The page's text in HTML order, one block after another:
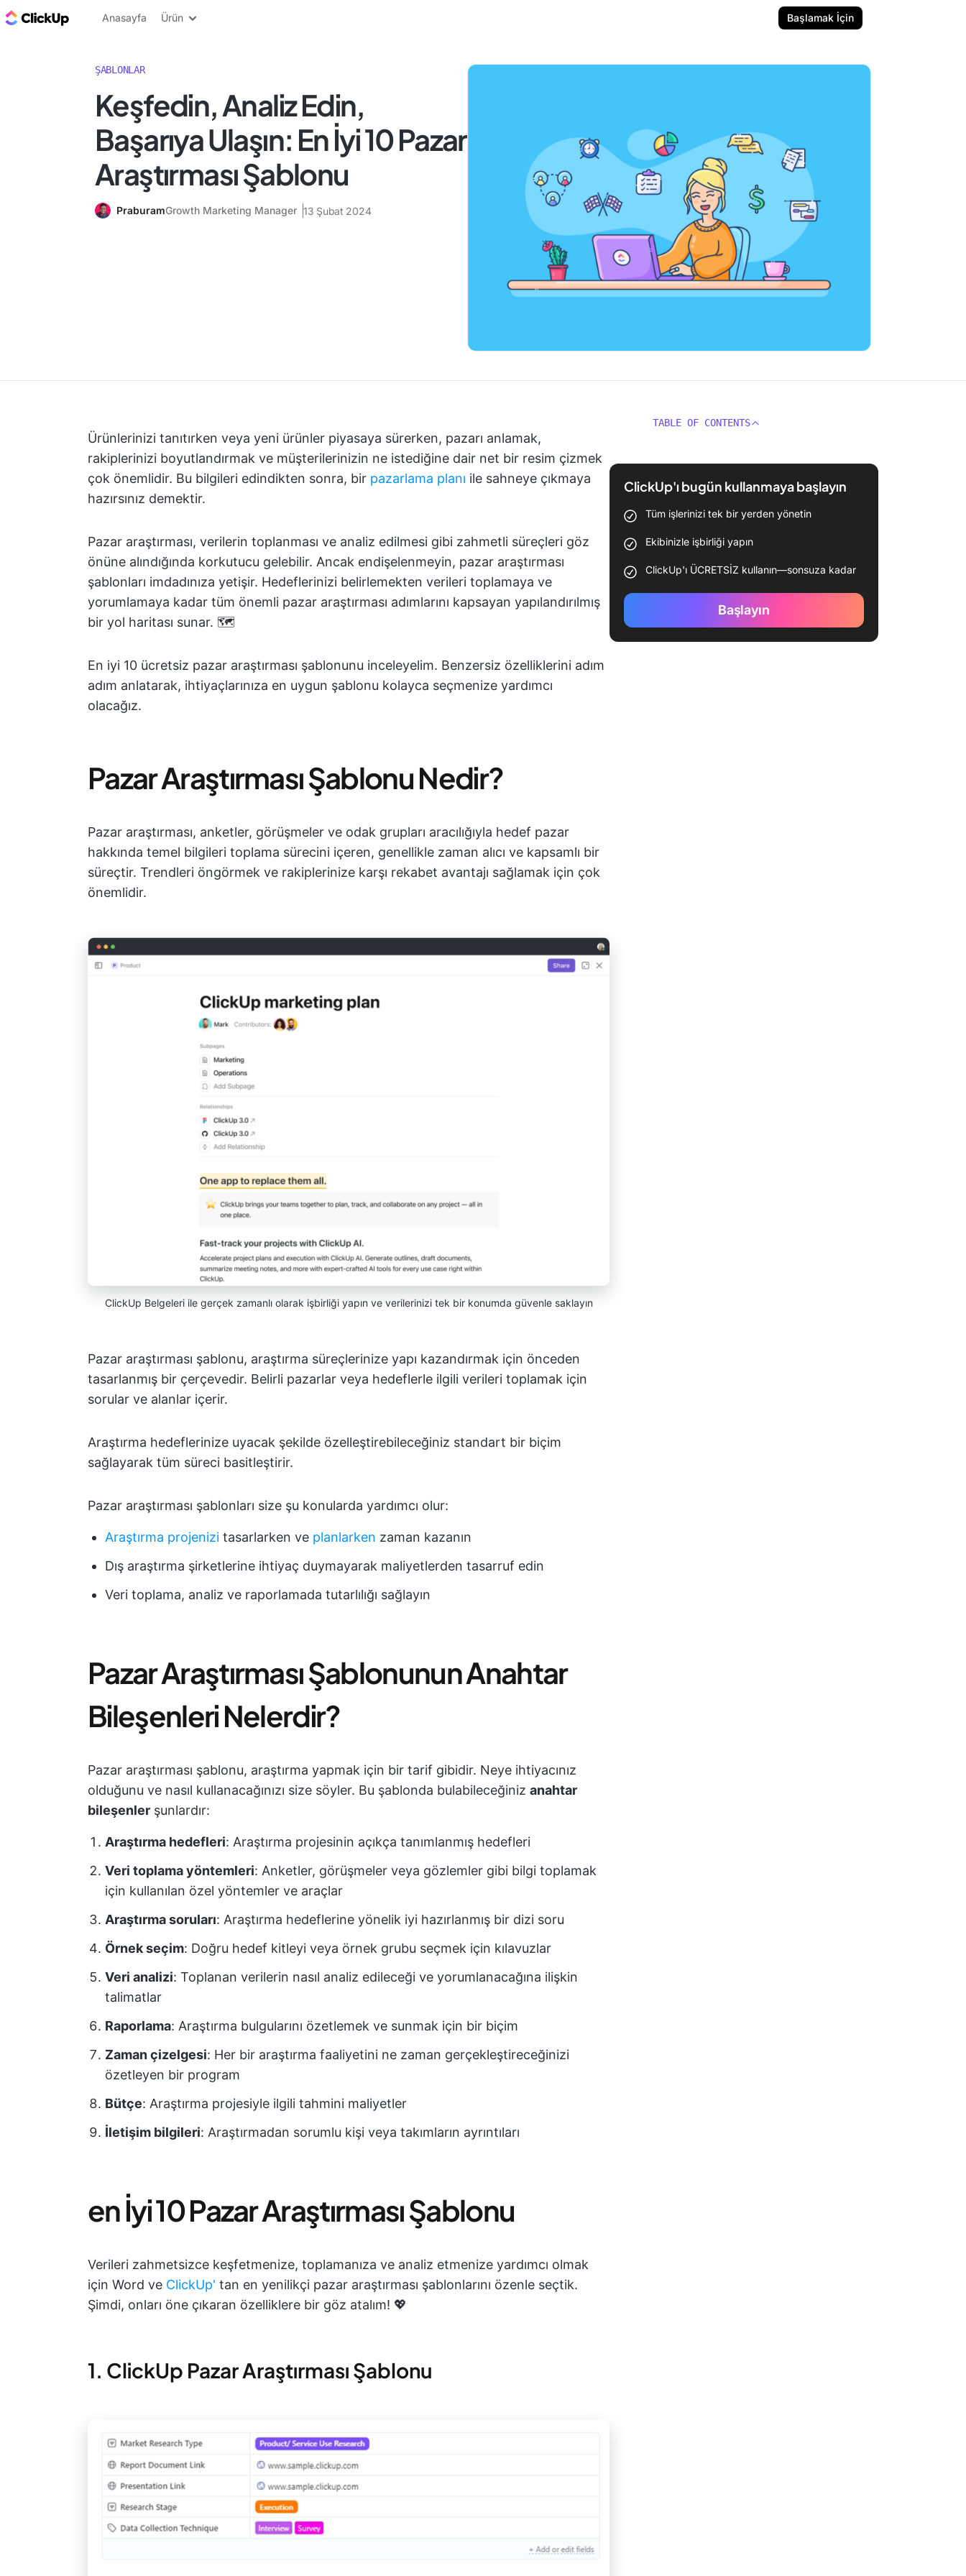
ClickUp Blog
Anasayfa Ürün Başlamak İçin
ŞABLONLAR
Keşfedin, Analiz Edin,
Başarıya Ulaşın: En İyi 10 Pazar
Araştırması Şablonu
PraburamGrowth Marketing Manager 13 Şubat 2024
Ürünlerinizi tanıtırken veya yeni ürünler piyasaya sürerken, pazarı anlamak,
rakiplerinizi boyutlandırmak ve müşterilerinizin ne istediğine dair net bir resim çizmek
çok önemlidir. Bu bilgileri edindikten sonra, bir pazarlama planı ile sahneye çıkmaya
hazırsınız demektir.
Pazar araştırması, verilerin toplanması ve analiz edilmesi gibi zahmetli süreçleri göz
önüne alındığında korkutucu gelebilir. Ancak endişelenmeyin, pazar araştırması
şablonları imdadınıza yetişir. Hedeflerinizi belirlemekten verileri toplamaya ve
yorumlamaya kadar tüm önemli pazar araştırması adımlarını kapsayan yapılandırılmış
bir yol haritası sunar. 🗺️
En iyi 10 ücretsiz pazar araştırması şablonunu inceleyelim. Benzersiz özelliklerini adım
adım anlatarak, ihtiyaçlarınıza en uygun şablonu kolayca seçmenize yardımcı
olacağız.
Pazar Araştırması Şablonu Nedir?
Pazar araştırması, anketler, görüşmeler ve odak grupları aracılığıyla hedef pazar
hakkında temel bilgileri toplama sürecini içeren, genellikle zaman alıcı ve kapsamlı bir
süreçtir. Trendleri öngörmek ve rakiplerinize karşı rekabet avantajı sağlamak için çok
önemlidir.
ClickUp Belgeleri ile gerçek zamanlı olarak işbirliği yapın ve verilerinizi tek bir konumda güvenle saklayın
Pazar araştırması şablonu, araştırma süreçlerinize yapı kazandırmak için önceden
tasarlanmış bir çerçevedir. Belirli pazarlar veya hedeflerle ilgili verileri toplamak için
sorular ve alanlar içerir.
Araştırma hedeflerinize uyacak şekilde özelleştirebileceğiniz standart bir biçim
sağlayarak tüm süreci basitleştirir.
Pazar araştırması şablonları size şu konularda yardımcı olur:
Araştırma projenizi tasarlarken ve planlarken zaman kazanın
Dış araştırma şirketlerine ihtiyaç duymayarak maliyetlerden tasarruf edin
Veri toplama, analiz ve raporlamada tutarlılığı sağlayın
Pazar Araştırması Şablonunun Anahtar
Bileşenleri Nelerdir?
Pazar araştırması şablonu, araştırma yapmak için bir tarif gibidir. Neye ihtiyacınız
olduğunu ve nasıl kullanacağınızı size söyler. Bu şablonda bulabileceğiniz anahtar
bileşenler şunlardır:
Araştırma hedefleri: Araştırma projesinin açıkça tanımlanmış hedefleri
Veri toplama yöntemleri: Anketler, görüşmeler veya gözlemler gibi bilgi toplamak
için kullanılan özel yöntemler ve araçlar
Araştırma soruları: Araştırma hedeflerine yönelik iyi hazırlanmış bir dizi soru
Örnek seçim: Doğru hedef kitleyi veya örnek grubu seçmek için kılavuzlar
Veri analizi: Toplanan verilerin nasıl analiz edileceği ve yorumlanacağına ilişkin
talimatlar
Raporlama: Araştırma bulgularını özetlemek ve sunmak için bir biçim
Zaman çizelgesi: Her bir araştırma faaliyetini ne zaman gerçekleştireceğinizi
özetleyen bir program
Bütçe: Araştırma projesiyle ilgili tahmini maliyetler
İletişim bilgileri: Araştırmadan sorumlu kişi veya takımların ayrıntıları
en İyi 10 Pazar Araştırması Şablonu
Verileri zahmetsizce keşfetmenize, toplamanıza ve analiz etmenize yardımcı olmak
için Word ve ClickUp' tan en yenilikçi pazar araştırması şablonlarını özenle seçtik.
Şimdi, onları öne çıkaran özelliklere bir göz atalım! 💖
1. ClickUp Pazar Araştırması Şablonu
TABLE OF CONTENTS
ClickUp'ı bugün kullanmaya başlayın
Tüm işlerinizi tek bir yerden yönetin
Ekibinizle işbirliği yapın
ClickUp'ı ÜCRETSİZ kullanın—sonsuza kadar
Başlayın